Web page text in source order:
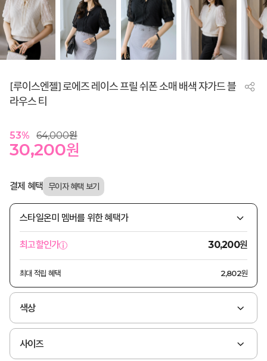
[루이스엔젤] 로에즈 레이스 프릴 쉬폰 소매 배색 쟈가드 블
라우스 티
53% 64,000원
30,200원
결제 혜택
스타일온미 멤버를 위한 혜택가
최고할인가 30,200원
최대 적립 혜택 2,802원
색상
사이즈